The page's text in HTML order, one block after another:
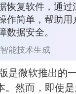
恢复软件，通过
作简单，帮助用
数据安全。
能技术生成
是微软推出的
。然而，即使